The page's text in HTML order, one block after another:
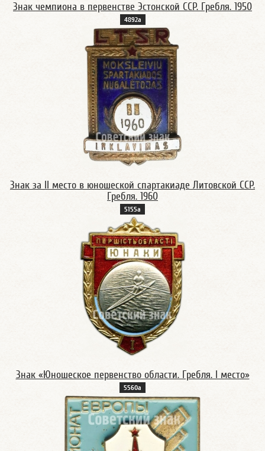
Знак чемпиона в первенстве Эстонской ССР. Гребля. 1950
4892а
Знак за II место в юношеской спартакиаде Литовской ССР.
Гребля. 1960
5155а
Знак «Юношеское первенство области. Гребля. I место»
5560а